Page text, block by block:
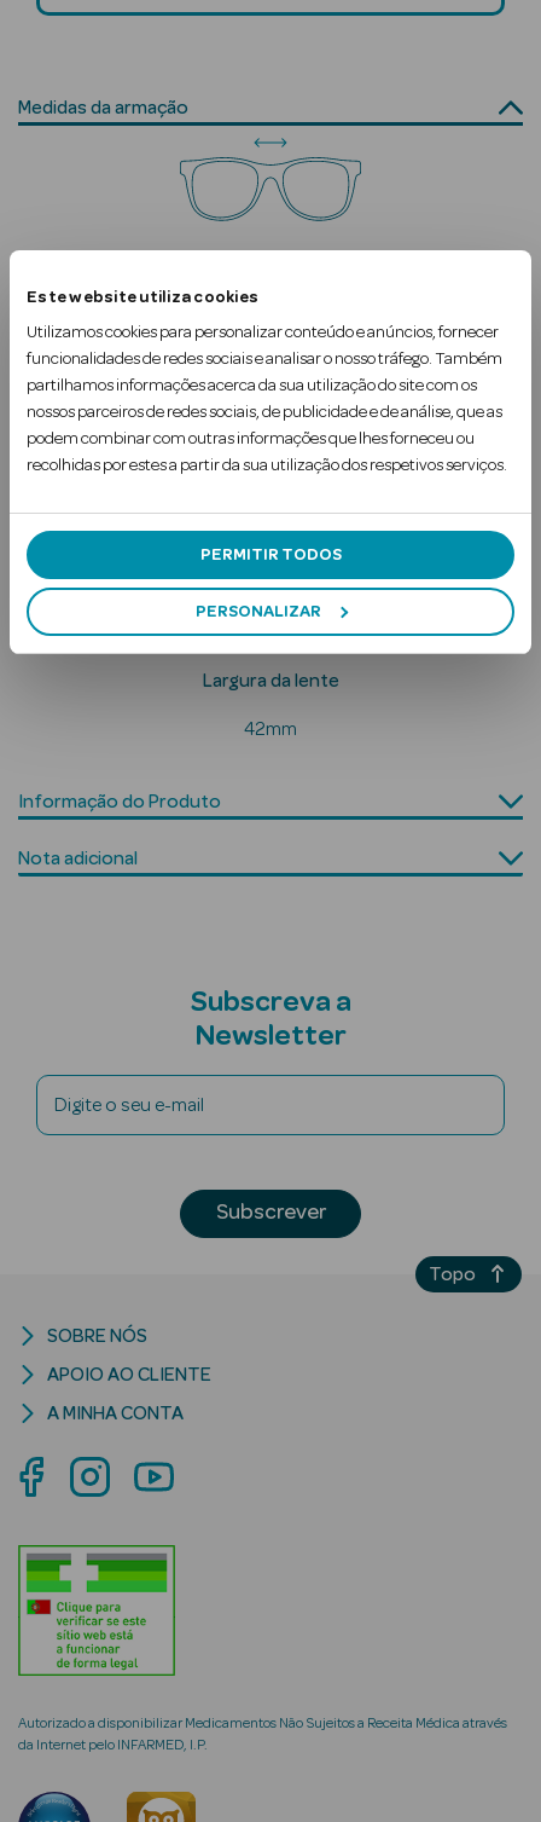
Este website utiliza cookies
Utilizamos cookies para personalizar conteúdo e anúncios, fornecer
funcionalidades de redes sociais e analisar o nosso tráfego. Também
partilhamos informações acerca da sua utilização do site com os
nossos parceiros de redes sociais, de publicidade e de análise, que as
podem combinar com outras informações que lhes forneceu ou
recolhidas por estes a partir da sua utilização dos respetivos serviços.
PERMITIR TODOS
PERSONALIZAR
Ver Tudo
Solares
Corpo
Rosto
Lábios
Rosto e
Hidratantes
Desmaquilhantes
Água Micelar
Solares
Faciais
Água Termal
Esfoliantes
Lábios
Medidas da armação
14mm
126mm
Largura da lente
42mm
Informação do Produto
Nota adicional
Subscreva a
Newsletter
Digite o seu e-mail
Subscrever
Autorizado a disponibilizar Medicamentos Não Sujeitos a Receita Médica através
da Internet pelo INFARMED, I.P.
SOBRE NÓS
APOIO AO CLIENTE
A MINHA CONTA
Topo